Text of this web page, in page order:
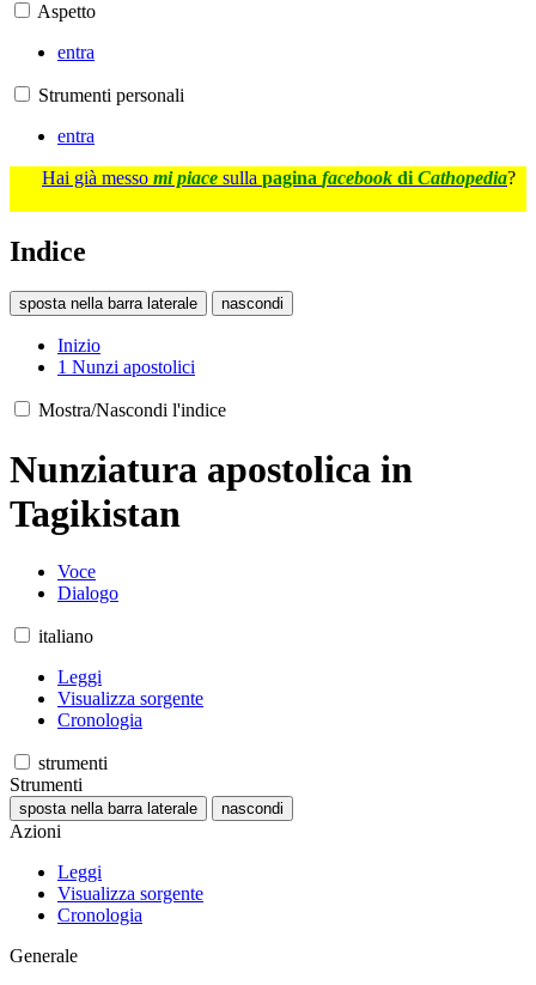
Aspetto
entra
Strumenti personali
entra
Hai già messo mi piace sulla pagina facebook di Cathopedia?
Indice
sposta nella barra laterale nascondi
Inizio
1 Nunzi apostolici
Mostra/Nascondi l'indice
Nunziatura apostolica in
Tagikistan
Voce
Dialogo
italiano
Leggi
Visualizza sorgente
Cronologia
strumenti
Strumenti
sposta nella barra laterale nascondi
Azioni
Leggi
Visualizza sorgente
Cronologia
Generale